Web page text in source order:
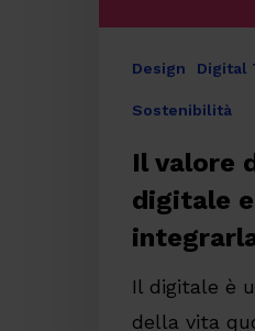
Premi invio per
Design Digital
Sostenibilità
Il valore
digitale
Il digitale è
della vita